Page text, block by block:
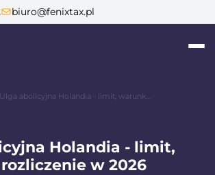
biuro@fenixtax.pl
Ulga abolicyjna Holandia - limit, warunk...
Holandia - limit,
w 2026